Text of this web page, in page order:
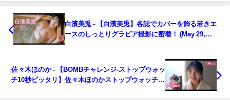
白濱美兎 - 【白濱美兎】各誌でカバーを飾る若きエ
ースのしっとりグラビア撮影に密着！ (May 29,
佐々木ほのか - 【BOMBチャレンジ-ストップウォッ
チ10秒ピッタリ】佐々木ほのかストップウォッチ10